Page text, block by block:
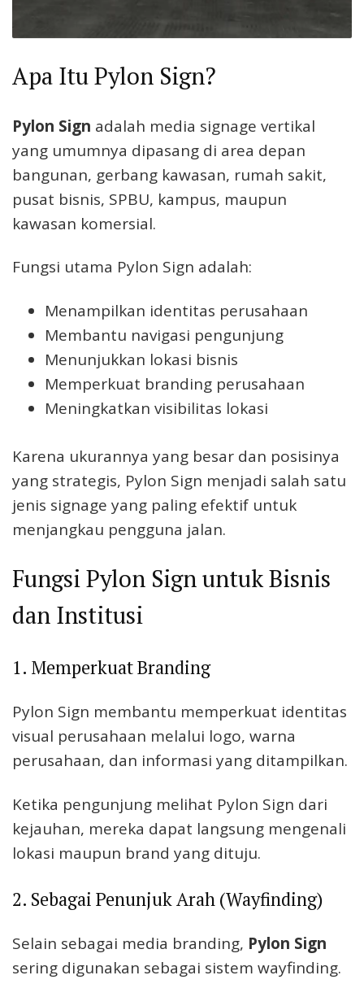
Apa Itu Pylon Sign?
Pylon Sign adalah media signage vertikal
yang umumnya dipasang di area depan
bangunan, gerbang kawasan, rumah sakit,
pusat bisnis, SPBU, kampus, maupun
kawasan komersial.
Fungsi utama Pylon Sign adalah:
Menampilkan identitas perusahaan
Membantu navigasi pengunjung
Menunjukkan lokasi bisnis
Memperkuat branding perusahaan
Meningkatkan visibilitas lokasi
Karena ukurannya yang besar dan posisinya
yang strategis, Pylon Sign menjadi salah satu
jenis signage yang paling efektif untuk
menjangkau pengguna jalan.
Fungsi Pylon Sign untuk Bisnis
dan Institusi
1. Memperkuat Branding
Pylon Sign membantu memperkuat identitas
visual perusahaan melalui logo, warna
perusahaan, dan informasi yang ditampilkan.
Ketika pengunjung melihat Pylon Sign dari
kejauhan, mereka dapat langsung mengenali
lokasi maupun brand yang dituju.
2. Sebagai Penunjuk Arah (Wayfinding)
Selain sebagai media branding, Pylon Sign
sering digunakan sebagai sistem wayfinding.